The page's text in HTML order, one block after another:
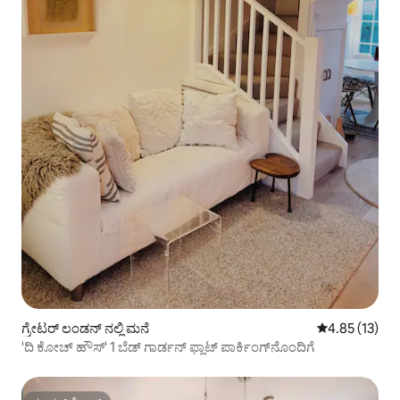
ಗ್ರೇಟರ್ ಲಂಡನ್ ನಲ್ಲಿ ಮನೆ 5 ರಲ್ಲಿ 4.85
4.85 (13)
'ದಿ ಕೋಚ್ ಹೌಸ್' 1 ಬೆಡ್ ಗಾರ್ಡನ್ ಫ್ಲಾಟ್ ಪಾರ್ಕಿಂಗ್‌ನೊಂದಿಗೆ